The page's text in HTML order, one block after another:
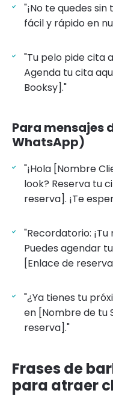
"¡No te quedes
fácil y rápido en
"Tu pelo pide cita
Agenda tu cita
Booksy]."
Para mensajes
WhatsApp)
"¡Hola [Nombre
look? Reserva tu
reserva]. ¡Te
"Recordatorio:
Puedes agendar
[Enlace de
"¿Ya tienes tu
en [Nombre de tu
reserva]."
Frases de
para atraer